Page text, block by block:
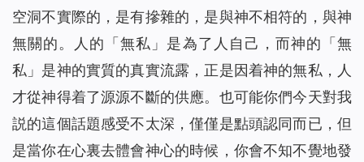
空洞不實際的，是有摻雜的，是與神不相符的，與神
無關的。人的「無私」是為了人自己，而神的「無
私」是神的實質的真實流露，正是因着神的無私，人
才從神得着了源源不斷的供應。也可能你們今天對我
説的這個話題感受不太深，僅僅是點頭認同而已，但
是當你在心裏去體會神心的時候，你會不知不覺地發